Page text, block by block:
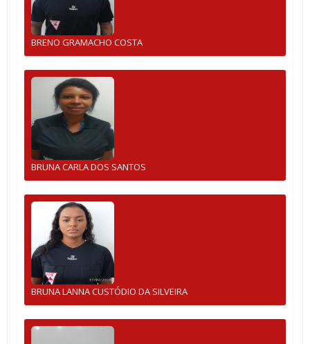
BRENO GRAMACHO COSTA
BRUNA CARLA DOS SANTOS
BRUNA LANNA CUSTÓDIO DA SILVEIRA